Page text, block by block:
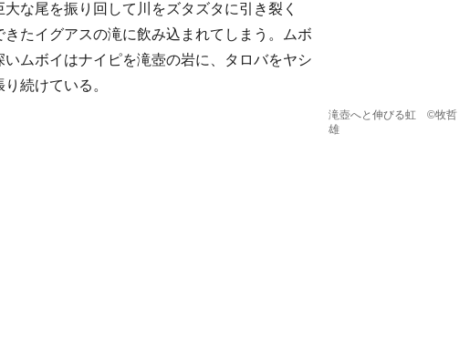
滝壺へと伸びる虹 ©牧哲
雄
な尾を振り回して川をズタズタに引き裂く
たイグアスの滝に飲み込まれてしまう。ムボ
ムボイはナイピを滝壺の岩に、タロバをヤシ
続けている。